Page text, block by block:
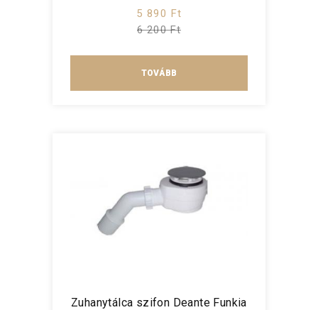
5 890 Ft
6 200 Ft
TOVÁBB
Zuhanytálca szifon Deante Funkia